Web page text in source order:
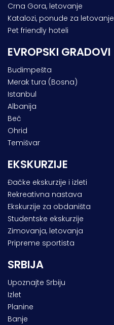
Crna Gora, letovanje
Katalozi, ponude za letovanje
Pet friendly hoteli
EVROPSKI GRADOVI
Budimpešta
Merak tura (Bosna)
Istanbul
Albanija
Beč
Ohrid
Temišvar
EKSKURZIJE
Đačke ekskurzije i izleti
Rekreativna nastava
Ekskurzije za obdaništa
Studentske ekskurzije
Zimovanja, letovanja
Pripreme sportista
SRBIJA
Upoznajte Srbiju
Izlet
Planine
Banje